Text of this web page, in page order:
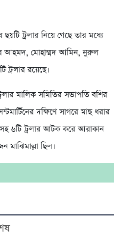
ট্রলার নিয়ে গেছে তার মধ্যে
আহমদ, মোহাম্মদ আমিন, নুরুল
রয়েছে।
মালিক সমিতির সভাপতি বশির
দক্ষিণে সাগরে মাছ ধরার
৬টি ট্রলার আটক করে আরাকান
মাঝিমাল্লা ছিল।